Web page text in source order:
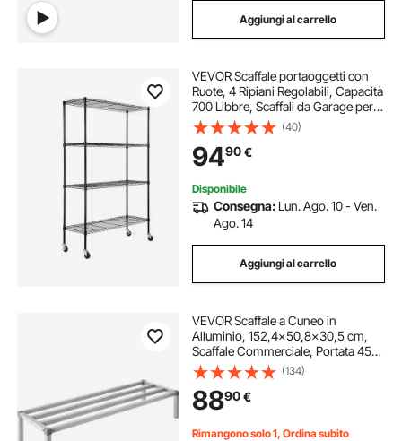
Aggiungi al carrello
VEVOR Scaffale portaoggetti con
Ruote, 4 Ripiani Regolabili, Capacità
700 Libbre, Scaffali da Garage per
Carichi Pesanti Scaffale Metallico
Organizzatore in Metallo, Nero,
47,2"x17,7"x74"
(40)
9490€
Disponibile
Consegna: Lun. Ago. 10 - Ven.
Ago. 14
Aggiungi al carrello
VEVOR Scaffale a Cuneo in
Alluminio, 152,4x50,8x30,5 cm,
Scaffale Commerciale, Portata 454
kg, Montaggio Facile, Scaffale a
Cuneo per Conservazione Alimenti
a Pavimento, in Ristoranti, Cucine,
Garage
(134)
8890€
Rimangono solo 1, Ordina subito